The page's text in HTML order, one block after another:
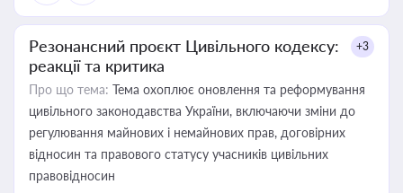
Резонансний проєкт Цивільного кодексу:
реакції та критика
+3
Про що тема: Тема охоплює оновлення та реформування
цивільного законодавства України, включаючи зміни до
регулювання майнових і немайнових прав, договірних
відносин та правового статусу учасників цивільних
правовідносин